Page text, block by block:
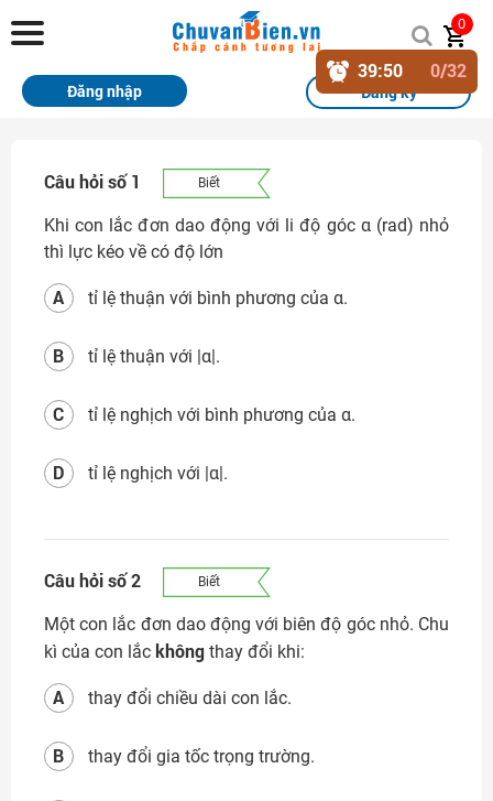
Chuvanbien.vn
Trang chủ
Sách
Thi Online
Tài liệu miễn phí
Học sinh xuất sắc
Giải bài tập
Tin tức
Liên hệ
0
Đăng ký
Đăng nhập
Câu hỏi số 1 Biết
Khi con lắc đơn dao động với li độ góc α (rad) nhỏ
thì lực kéo về có độ lớn
tỉ lệ thuận với bình phương của α.
A
tỉ lệ thuận với |α|.
B
tỉ lệ nghịch với bình phương của α.
C
tỉ lệ nghịch với |α|.
D
Câu hỏi số 2 Biết
Một con lắc đơn dao động với biên độ góc nhỏ. Chu
kì của con lắc không thay đổi khi:
thay đổi chiều dài con lắc.
A
thay đổi gia tốc trọng trường.
B
39:50 0/32